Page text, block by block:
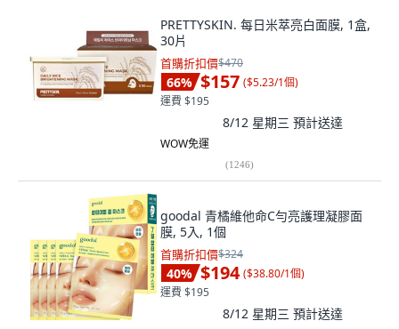
PRETTYSKIN. 每日米萃亮白面膜, 1盒,
30片
首購折扣價$470
66% $157 ($5.23/1個)
運費 $195
8/12 星期三 預計送達
WOW免運
(1246)
goodal 青橘維他命C勻亮護理凝膠面
膜, 5入, 1個
首購折扣價$324
40% $194 ($38.80/1個)
運費 $195
8/12 星期三 預計送達